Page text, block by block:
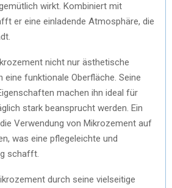
wirkt. Kombiniert mit
er eine einladende Atmosphäre, die
nicht nur ästhetische
eine funktionale Oberfläche. Seine
machen ihn ideal für
stark beansprucht werden. Ein
Verwendung von Mikrozement auf
was eine pflegeleichte und
schafft.
durch seine vielseitige